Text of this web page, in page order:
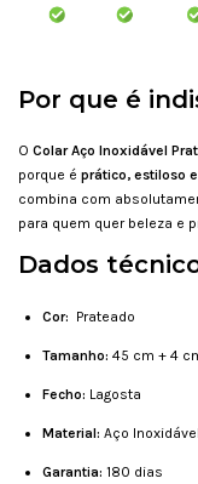
Por que é
O Colar Aço Inoxidável
porque é prático, estiloso
combina com
para quem quer beleza e
Dados
Cor: Prateado
Tamanho: 45 cm + 4
Fecho: Lagosta
Material: Aço Inoxidável
Garantia: 180 dias